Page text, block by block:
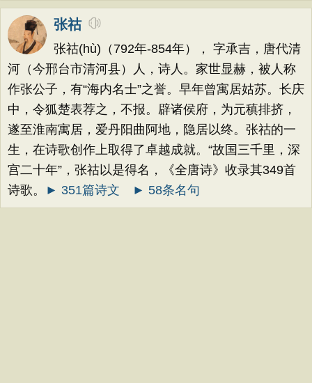
张祜
张祜(hù)（792年-854年）， 字承吉，唐代清
河（今邢台市清河县）人，诗人。家世显赫，被人称
作张公子，有“海内名士”之誉。早年曾寓居姑苏。长庆
中，令狐楚表荐之，不报。辟诸侯府，为元稹排挤，
遂至淮南寓居，爱丹阳曲阿地，隐居以终。张祜的一
生，在诗歌创作上取得了卓越成就。“故国三千里，深
宫二十年”，张祜以是得名，《全唐诗》收录其349首
诗歌。
► 351篇诗文 ► 58条名句